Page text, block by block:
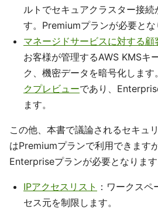
ルトでセキュアクラスター接続
す。Premiumプランが必要とな
マネージドサービスに対する
お客様が管理するAWS KMSキ
ク、機密データを暗号化します
クプレビューであり、
ます。
この他、本書で議論されるセキュ
はPremiumプランで利用できます
Enterpriseプランが必要となります
IPアクセスリスト ：ワークス
セス元を制限します。